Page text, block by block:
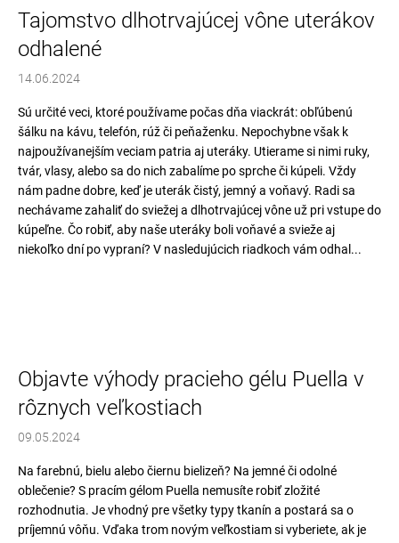
Tajomstvo dlhotrvajúcej vône uterákov
odhalené
14.06.2024
Sú určité veci, ktoré používame počas dňa viackrát: obľúbenú
šálku na kávu, telefón, rúž či peňaženku. Nepochybne však k
najpoužívanejším veciam patria aj uteráky. Utierame si nimi ruky,
tvár, vlasy, alebo sa do nich zabalíme po sprche či kúpeli. Vždy
nám padne dobre, keď je uterák čistý, jemný a voňavý. Radi sa
nechávame zahaliť do sviežej a dlhotrvajúcej vône už pri vstupe do
kúpeľne. Čo robiť, aby naše uteráky boli voňavé a svieže aj
niekoľko dní po vypraní? V nasledujúcich riadkoch vám odhal...
Objavte výhody pracieho gélu Puella v
rôznych veľkostiach
09.05.2024
Na farebnú, bielu alebo čiernu bielizeň? Na jemné či odolné
oblečenie? S pracím gélom Puella nemusíte robiť zložité
rozhodnutia. Je vhodný pre všetky typy tkanín a postará sa o
príjemnú vôňu. Vďaka trom novým veľkostiam si vyberiete, ak je